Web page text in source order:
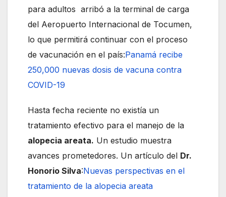
para adultos arribó a la terminal de carga
del Aeropuerto Internacional de Tocumen,
lo que permitirá continuar con el proceso
de vacunación en el país:Panamá recibe
250,000 nuevas dosis de vacuna contra
COVID-19
Hasta fecha reciente no existía un
tratamiento efectivo para el manejo de la
alopecia areata. Un estudio muestra
avances prometedores. Un artículo del Dr.
Honorio Silva:Nuevas perspectivas en el
tratamiento de la alopecia areata